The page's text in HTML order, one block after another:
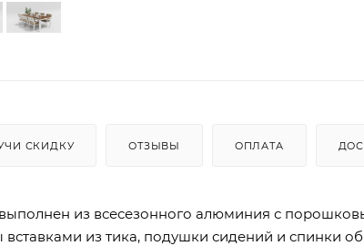
СКИДКУ ОТЗЫВЫ ОПЛАТА
из всесезонного алюминия с
из тика, подушки сидений и спинки